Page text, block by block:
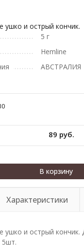
и острый кончик.
5 г
Hemline
АВСТРАЛИЯ
89 руб.
В корзину
Характеристики
и острый кончик.
5шт.